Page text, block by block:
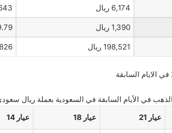
6,174 ريال
1,390 ريال
198,521 ريال
في الأيام السابقة في السعودية بعملة ريال
عيار 21 عيار 18 عيار 14